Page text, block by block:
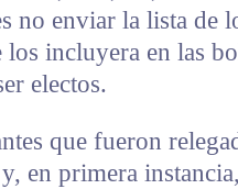
no enviar la lista de
los incluyera en las
electos.
que fueron
en primera